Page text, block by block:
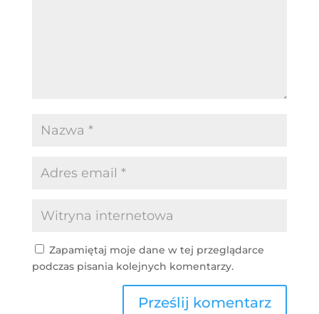
Zapamiętaj moje dane w tej przeglądarce
podczas pisania kolejnych komentarzy.